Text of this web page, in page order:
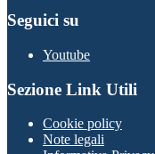
Seguici su
Youtube
Sezione Link Utili
Cookie policy
Note legali